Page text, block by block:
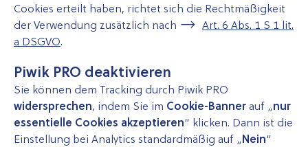
Cookies erteilt haben, richtet sich die Rechtmäßigkeit
der Verwendung zusätzlich nach
Art. 6 Abs. 1 S 1 lit.
a DSGVO.
Piwik PRO deaktivieren
Sie können dem Tracking durch Piwik PRO
widersprechen, indem Sie im Cookie-Bannerauf „nur
essentielle Cookies akzeptieren“ klicken. Dann ist die
Einstellung bei Analytics standardmäßig auf „Nein“